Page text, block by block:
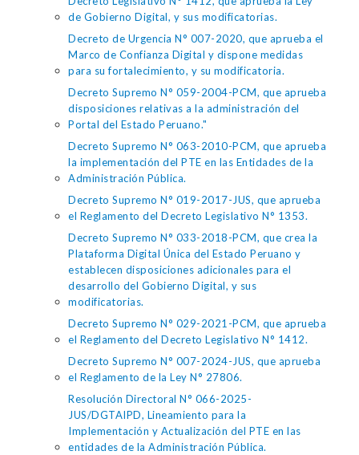
de Gobierno Digital, y sus modificatorias.
Decreto de Urgencia N° 007-2020, que aprueba el
Marco de Confianza Digital y dispone medidas
para su fortalecimiento, y su modificatoria.
Decreto Supremo N° 059-2004-PCM, que aprueba
disposiciones relativas a la administración del
Portal del Estado Peruano."
Decreto Supremo N° 063-2010-PCM, que aprueba
la implementación del PTE en las Entidades de la
Administración Pública.
Decreto Supremo N° 019-2017-JUS, que aprueba
el Reglamento del Decreto Legislativo N° 1353.
Decreto Supremo N° 033-2018-PCM, que crea la
Plataforma Digital Única del Estado Peruano y
establecen disposiciones adicionales para el
desarrollo del Gobierno Digital, y sus
modificatorias.
Decreto Supremo N° 029-2021-PCM, que aprueba
el Reglamento del Decreto Legislativo N° 1412.
Decreto Supremo N° 007-2024-JUS, que aprueba
el Reglamento de la Ley N° 27806.
Resolución Directoral N° 066-2025-
JUS/DGTAIPD, Lineamiento para la
Implementación y Actualización del PTE en las
entidades de la Administración Pública.